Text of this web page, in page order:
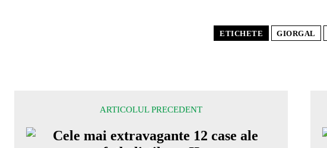
ETICHETE GIORGAL
ARTICOLUL PRECEDENT